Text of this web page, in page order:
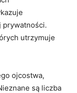
prywatności.
utrzymuje
ojcostwa,
są liczba